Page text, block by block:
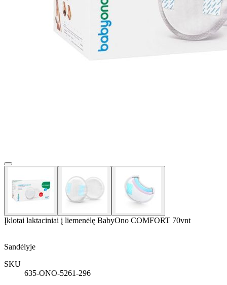
Įklotai laktaciniai į liemenėlę BabyOno COMFORT 70vnt
Sandėlyje
SKU
635-ONO-5261-296